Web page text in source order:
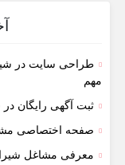
طراحی سایت در
مهم
ثبت آگهی رایگان
صفحه اختصاصی
معرفی مشاغل